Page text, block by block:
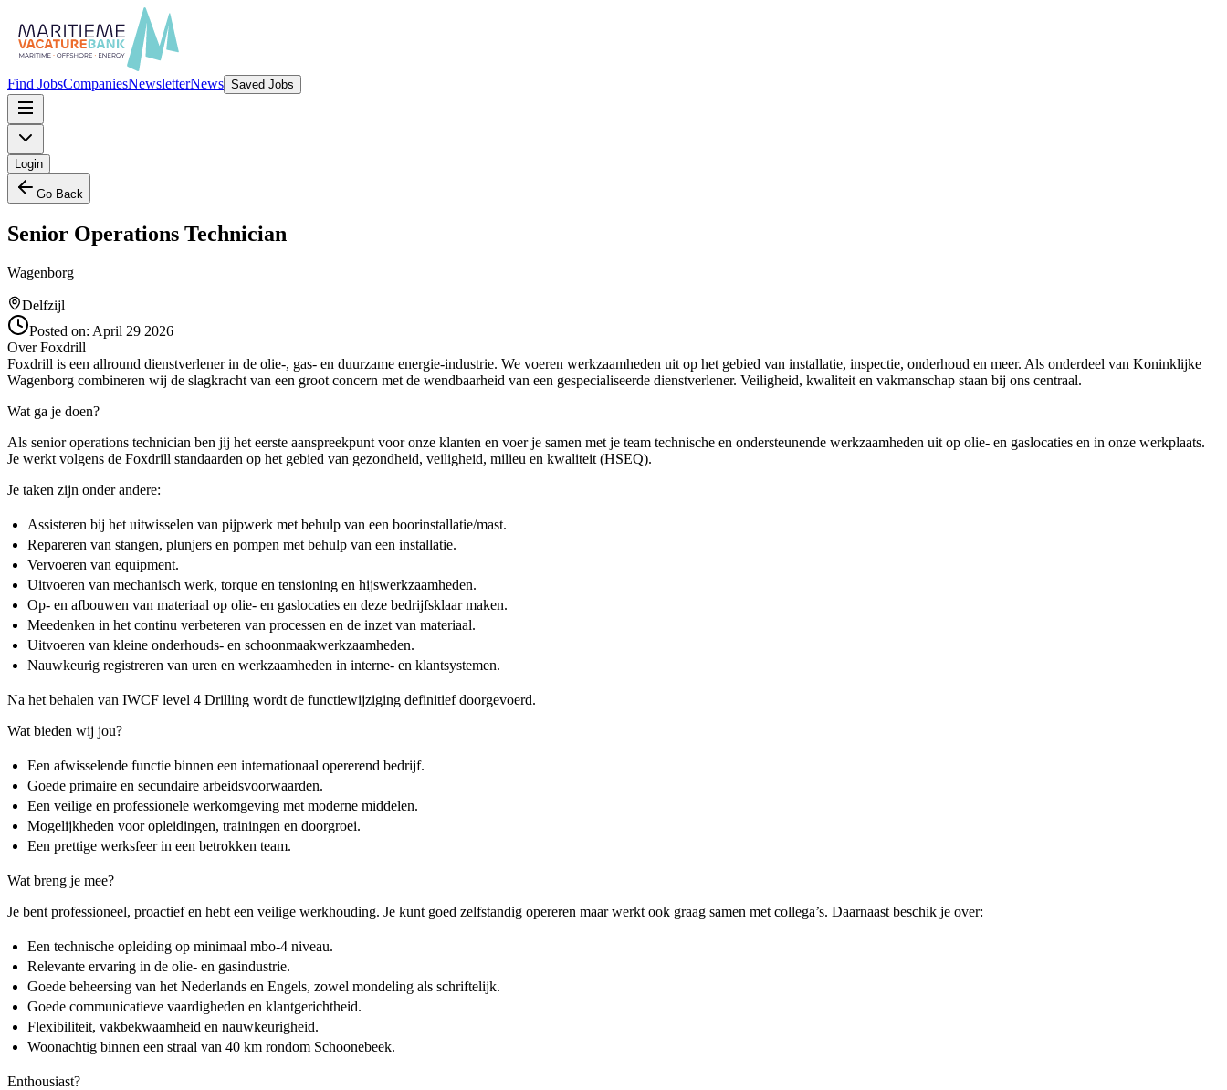
Find JobsCompaniesNewsletterNews Saved Jobs
Login
Go Back
Senior Operations Technician
Wagenborg
Delfzijl
Posted on: April 29 2026
Over Foxdrill
Foxdrill is een allround dienstverlener in de olie-, gas- en duurzame energie-industrie. We voeren werkzaamheden uit op het gebied van installatie, inspectie, onderhoud en meer. Als onderdeel van Koninklijke
Wagenborg combineren wij de slagkracht van een groot concern met de wendbaarheid van een gespecialiseerde dienstverlener. Veiligheid, kwaliteit en vakmanschap staan bij ons centraal.
Wat ga je doen?
Als senior operations technician ben jij het eerste aanspreekpunt voor onze klanten en voer je samen met je team technische en ondersteunende werkzaamheden uit op olie- en gaslocaties en in onze werkplaats.
Je werkt volgens de Foxdrill standaarden op het gebied van gezondheid, veiligheid, milieu en kwaliteit (HSEQ).
Je taken zijn onder andere:
Assisteren bij het uitwisselen van pijpwerk met behulp van een boorinstallatie/mast.
Repareren van stangen, plunjers en pompen met behulp van een installatie.
Vervoeren van equipment.
Uitvoeren van mechanisch werk, torque en tensioning en hijswerkzaamheden.
Op- en afbouwen van materiaal op olie- en gaslocaties en deze bedrijfsklaar maken.
Meedenken in het continu verbeteren van processen en de inzet van materiaal.
Uitvoeren van kleine onderhouds- en schoonmaakwerkzaamheden.
Nauwkeurig registreren van uren en werkzaamheden in interne- en klantsystemen.
Na het behalen van IWCF level 4 Drilling wordt de functiewijziging definitief doorgevoerd.
Wat bieden wij jou?
Een afwisselende functie binnen een internationaal opererend bedrijf.
Goede primaire en secundaire arbeidsvoorwaarden.
Een veilige en professionele werkomgeving met moderne middelen.
Mogelijkheden voor opleidingen, trainingen en doorgroei.
Een prettige werksfeer in een betrokken team.
Wat breng je mee?
Je bent professioneel, proactief en hebt een veilige werkhouding. Je kunt goed zelfstandig opereren maar werkt ook graag samen met collega’s. Daarnaast beschik je over:
Een technische opleiding op minimaal mbo-4 niveau.
Relevante ervaring in de olie- en gasindustrie.
Goede beheersing van het Nederlands en Engels, zowel mondeling als schriftelijk.
Goede communicatieve vaardigheden en klantgerichtheid.
Flexibiliteit, vakbekwaamheid en nauwkeurigheid.
Woonachtig binnen een straal van 40 km rondom Schoonebeek.
Enthousiast?